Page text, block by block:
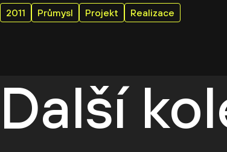
2011 Průmysl Projekt Realizace
Další